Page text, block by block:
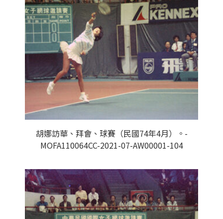
胡娜訪華、拜會、球賽（民國74年4月）。-
MOFA110064CC-2021-07-AW00001-104